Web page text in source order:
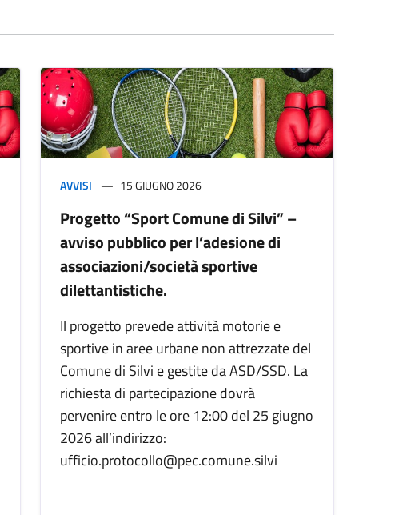
AVVISI 15 GIUGNO 2026
Progetto “Sport Comune di Silvi” –
avviso pubblico per l’adesione di
associazioni/società sportive
dilettantistiche.
Il progetto prevede attività motorie e
sportive in aree urbane non attrezzate del
Comune di Silvi e gestite da ASD/SSD. La
richiesta di partecipazione dovrà
pervenire entro le ore 12:00 del 25 giugno
2026 all’indirizzo:
ufficio.protocollo@pec.comune.silvi